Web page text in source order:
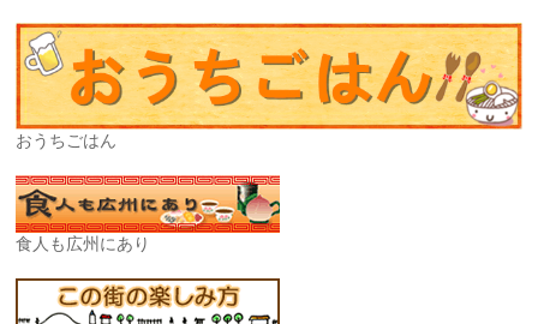
おうちごはん
食人も広州にあり